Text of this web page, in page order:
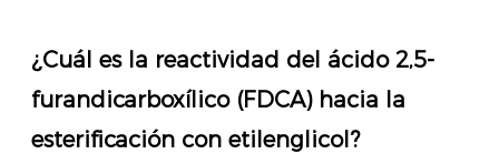
¿Cuál es la reactividad del ácido 2,5-
furandicarboxílico (FDCA) hacia la
esterificación con etilenglicol?